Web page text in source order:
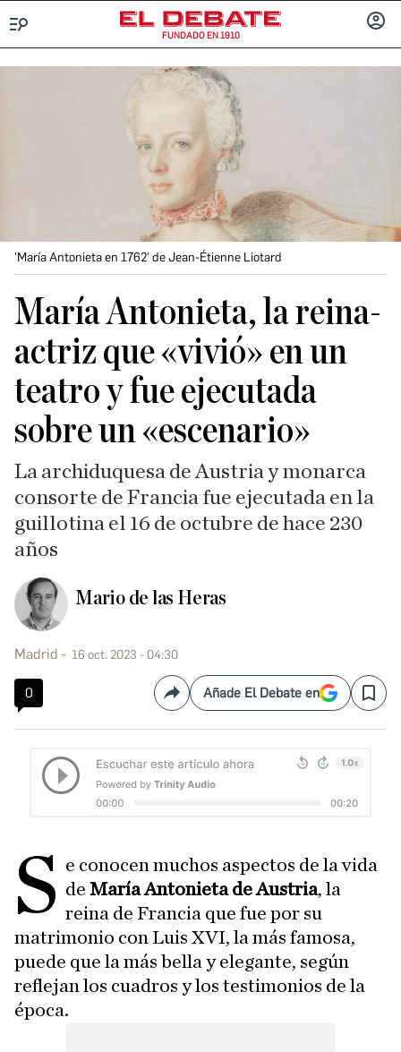
FUNDADO EN 1910
'María Antonieta en 1762' de Jean-Étienne Liotard
María Antonieta, la reina-
actriz que «vivió» en un
teatro y fue ejecutada
sobre un «escenario»
La archiduquesa de Austria y monarca
consorte de Francia fue ejecutada en la
guillotina el 16 de octubre de hace 230
años
Mario de las Heras
Madrid 16 oct. 2023 - 04:30
0 CompartirAñade El Debate en Save
S e conocen muchos aspectos de la vida
deMaría Antonieta de Austria, la
reina de Francia que fue por su
matrimonio con Luis XVI, la más famosa,
puede que la más bella y elegante, según
reflejan los cuadros y los testimonios de la
época.